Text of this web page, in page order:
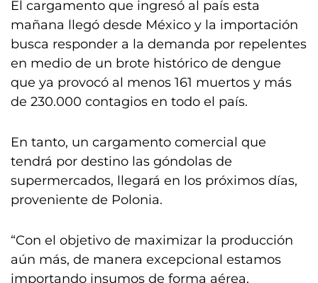
El cargamento que ingresó al país esta
mañana llegó desde México y la importación
busca responder a la demanda por repelentes
en medio de un brote histórico de dengue
que ya provocó al menos 161 muertos y más
de 230.000 contagios en todo el país.
En tanto, un cargamento comercial que
tendrá por destino las góndolas de
supermercados, llegará en los próximos días,
proveniente de Polonia.
“Con el objetivo de maximizar la producción
aún más, de manera excepcional estamos
importando insumos de forma aérea,